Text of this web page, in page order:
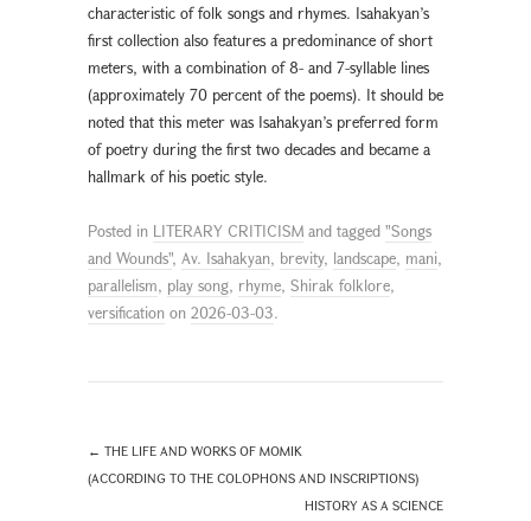
characteristic of folk songs and rhymes. Isahakyan’s
first collection also features a predominance of short
meters, with a combination of 8- and 7-syllable lines
(approximately 70 percent of the poems). It should be
noted that this meter was Isahakyan’s preferred form
of poetry during the first two decades and became a
hallmark of his poetic style.
Posted in LITERARY CRITICISM and tagged "Songs
and Wounds", Av. Isahakyan, brevity, landscape, mani,
parallelism, play song, rhyme, Shirak folklore,
versification on 2026-03-03.
← THE LIFE AND WORKS OF MOMIK
(ACCORDING TO THE COLOPHONS AND INSCRIPTIONS)
HISTORY AS A SCIENCE